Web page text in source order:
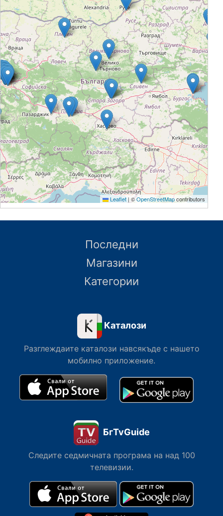
Leaflet | ©OpenStreetMapcontributors
Последни
Магазини
Категории
Каталози
Разглеждаите каталози навсякъде с нашето
мобилно приложение.
БгTvGuide
Следите седмичната програма на над 100
телевизии.